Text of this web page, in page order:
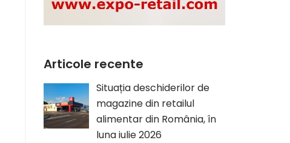
Articole recente
Situația deschiderilor de
magazine din retailul
alimentar din România, în
luna iulie 2026